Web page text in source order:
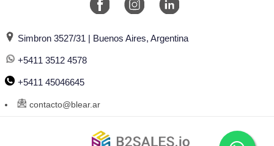
Simbron 3527/31 | Buenos Aires, Argentina
+5411 3512 4578
+5411 45046645
contacto@blear.ar